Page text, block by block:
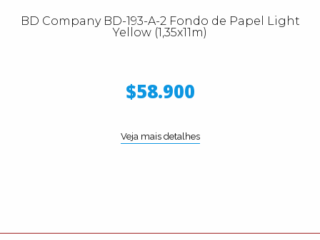
BD Company BD-193-A-2 Fondo de Papel Light
Yellow (1,35x11m)
$58.900
Veja mais detalhes